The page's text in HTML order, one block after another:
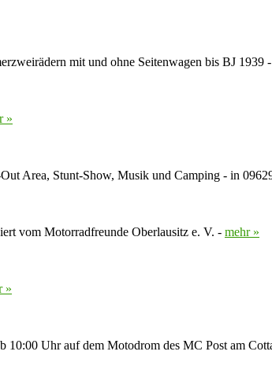
mit und ohne Seitenwagen bis BJ 1939 -
»
Area, Stunt-Show, Musik und Camping - in
vom Motorradfreunde Oberlausitz e. V. - mehr »
»
10:00 Uhr auf dem Motodrom des MC Post am